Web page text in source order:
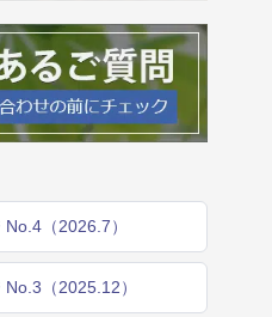
（2026.7）
（2025.12）